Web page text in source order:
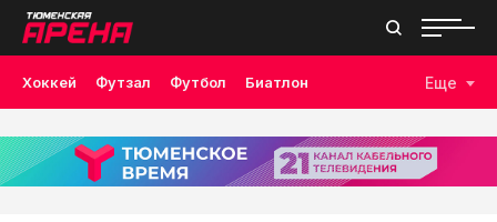
Хоккей Футзал Футбол Биатлон
Лыжные гонки Волейбол Плавание Дзюдо
Скалолазание Велоспорт Бокс
Еще